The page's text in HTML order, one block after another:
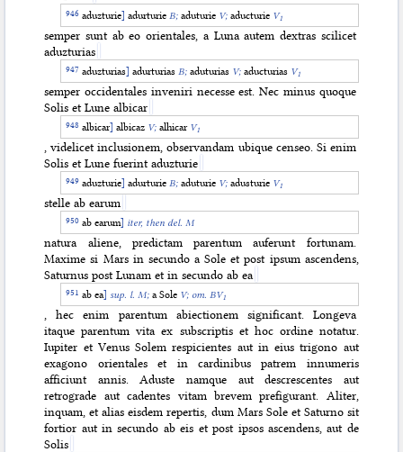
aduzturie] adurturie B;aduturie V;aducturie V1
semper sunt ab eo orientales, a Luna autem dextras scilicet
aduzturias
aduzturias] adurturias B;aduturias V;aducturias V1
semper occidentales inveniri necesse est. Nec minus quoque
Solis et Lune albicar
albicar] albicaz V;alhicar V1
, videlicet inclusionem, observandam ubique censeo. Si enim
Solis et Lune fuerint aduzturie
aduzturie] adurturie B;aduturie V;adusturie V1
stelle ab earum
ab earum] iter, then del. M
natura aliene, predictam parentum auferunt fortunam.
Maxime si Mars in secundo a Sole et post ipsum ascendens,
Saturnus post Lunam et in secundo ab ea
ab ea] sup. l. M;a Sole V; om. BV1
, hec enim parentum abiectionem significant. Longeva
itaque parentum vita ex subscriptis et hoc ordine notatur.
Iupiter et Venus Solem respicientes aut in eius trigono aut
exagono orientales et in cardinibus patrem innumeris
afficiunt annis. Aduste namque aut descrescentes aut
retrograde aut cadentes vitam brevem prefigurant. Aliter,
inquam, et alias eisdem repertis, dum Mars Sole et Saturno sit
fortior aut in secundo ab eis et post ipsos ascendens, aut de
Solis